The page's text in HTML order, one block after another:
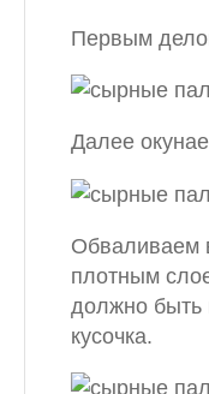
Первым
Далее
Обваливаем
плотным
должно быть
кусочка.